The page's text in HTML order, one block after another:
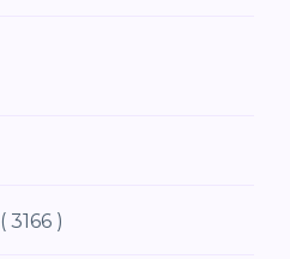
( 3166 )